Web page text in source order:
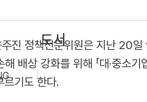
도서
진 정책전문위원은 지난 20일
배상 강화를 위해 「대·중소
르기도 한다.